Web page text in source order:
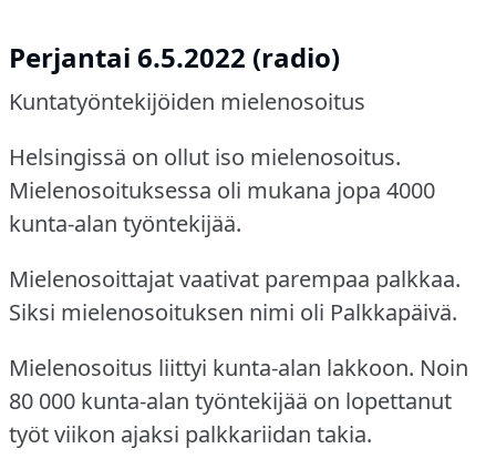
Perjantai 6.5.2022 (radio)
Kuntatyöntekijöiden mielenosoitus
Helsingissä on ollut iso mielenosoitus.
Mielenosoituksessa oli mukana jopa 4000
kunta-alan työntekijää.
Mielenosoittajat vaativat parempaa palkkaa.
Siksi mielenosoituksen nimi oli Palkkapäivä.
Mielenosoitus liittyi kunta-alan lakkoon. Noin
80 000 kunta-alan työntekijää on lopettanut
työt viikon ajaksi palkkariidan takia.